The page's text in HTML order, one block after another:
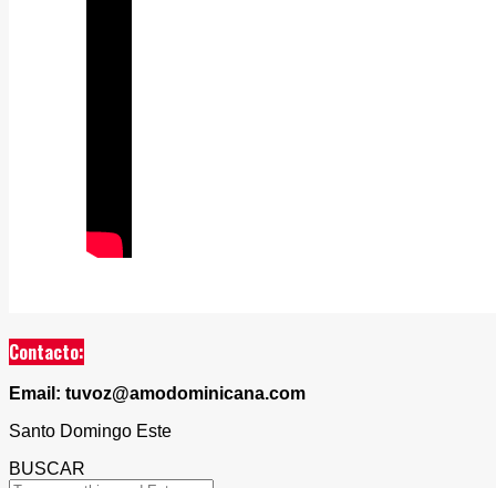
Contacto:
Email: tuvoz@amodominicana.com
Santo Domingo Este
BUSCAR